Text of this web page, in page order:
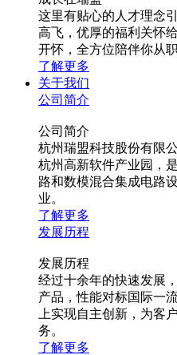
这里有贴心的人才理念
高飞，优厚的福利关怀
开怀，全方位陪伴你从
了解更多
关于我们
公司简介
公司简介
杭州瑞盟科技股份有限
杭州高新软件产业园，
路和数模混合集成电路
业。
了解更多
发展历程
发展历程
经过十余年的快速发展
产品，性能对标国际一
上实现自主创新，为客
务。
了解更多